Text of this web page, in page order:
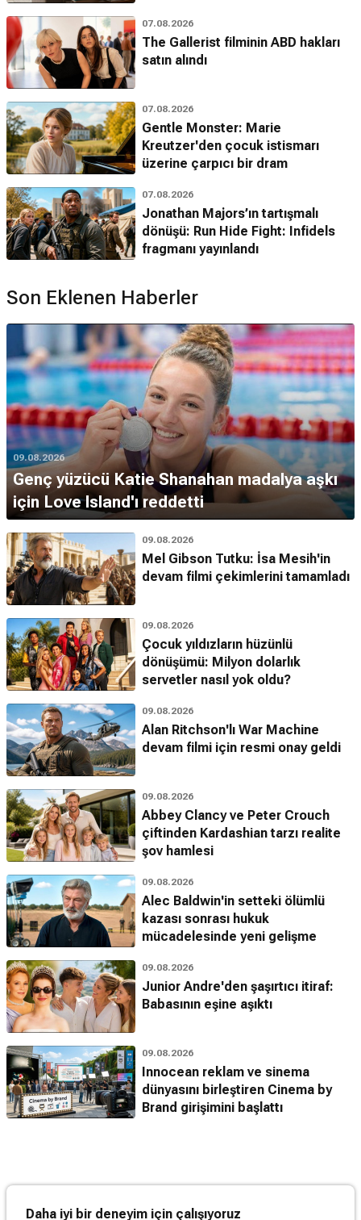
07.08.2026
The Gallerist filminin ABD hakları
satın alındı
07.08.2026
Gentle Monster: Marie
Kreutzer'den çocuk istismarı
üzerine çarpıcı bir dram
07.08.2026
Jonathan Majors’ın tartışmalı
dönüşü: Run Hide Fight: Infidels
fragmanı yayınlandı
Son Eklenen Haberler
09.08.2026
Genç yüzücü Katie Shanahan madalya aşkı
için Love Island'ı reddetti
09.08.2026
Mel Gibson Tutku: İsa Mesih'in
devam filmi çekimlerini tamamladı
09.08.2026
Çocuk yıldızların hüzünlü
dönüşümü: Milyon dolarlık
servetler nasıl yok oldu?
09.08.2026
Alan Ritchson'lı War Machine
devam filmi için resmi onay geldi
09.08.2026
Abbey Clancy ve Peter Crouch
çiftinden Kardashian tarzı realite
şov hamlesi
09.08.2026
Alec Baldwin'in setteki ölümlü
kazası sonrası hukuk
mücadelesinde yeni gelişme
09.08.2026
Junior Andre'den şaşırtıcı itiraf:
Babasının eşine aşıktı
09.08.2026
Innocean reklam ve sinema
dünyasını birleştiren Cinema by
Brand girişimini başlattı
Daha iyi bir deneyim için çalışıyoruz